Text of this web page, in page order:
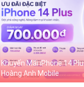
Khuyến Mãi iPhone 14
Hoàng Anh Mobile